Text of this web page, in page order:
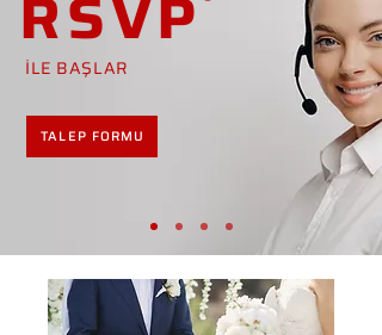
RSVP
İLE BAŞLAR
TALEP FORMU